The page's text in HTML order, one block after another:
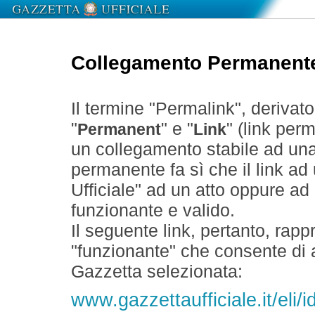
Collegamento
Il termine "Permalink",
" Permanent" e " Link" (link
un collegamento stabile ad
permanente fa sì che il link
Ufficiale" ad un atto oppure
funzionante e valido.
Il seguente link, pertanto,
"funzionante" che consente
Gazzetta selezionata:
www.gazzettaufficiale.it/eli/